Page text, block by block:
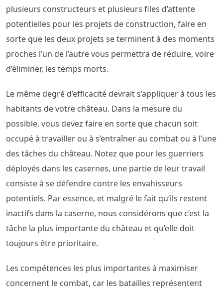
plusieurs constructeurs et plusieurs files d’attente
potentielles pour les projets de construction, faire en
sorte que les deux projets se terminent à des moments
proches l’un de l’autre vous permettra de réduire, voire
d’éliminer, les temps morts.
Le même degré d’efficacité devrait s’appliquer à tous les
habitants de votre château. Dans la mesure du
possible, vous devez faire en sorte que chacun soit
occupé à travailler ou à s’entraîner au combat ou à l’une
des tâches du château. Notez que pour les guerriers
déployés dans les casernes, une partie de leur travail
consiste à se défendre contre les envahisseurs
potentiels. Par essence, et malgré le fait qu’ils restent
inactifs dans la caserne, nous considérons que c’est la
tâche la plus importante du château et qu’elle doit
toujours être prioritaire.
Les compétences les plus importantes à maximiser
concernent le combat, car les batailles représentent